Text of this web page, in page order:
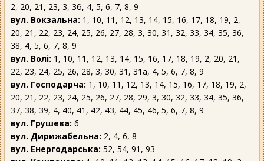
2, 20, 21, 23, 3, 3б, 4, 5, 6, 7, 8, 9
вул. Вокзальна: 1, 10, 11, 12, 13, 14, 15, 16, 17, 18, 19, 2,
20, 21, 22, 23, 24, 25, 26, 27, 28, 3, 30, 31, 32, 33, 34, 35, 36,
38, 4, 5, 6, 7, 8, 9
вул. Волі: 1, 10, 11, 12, 13, 14, 15, 16, 17, 18, 19, 2, 20, 21,
22, 23, 24, 25, 26, 28, 3, 30, 31, 31а, 4, 5, 6, 7, 8, 9
вул. Господарча: 1, 10, 11, 12, 13, 14, 15, 16, 17, 18, 19, 2,
20, 21, 22, 23, 24, 25, 26, 27, 28, 29, 3, 30, 32, 33, 34, 35, 36,
37, 38, 39, 4, 40, 41, 42, 43, 44, 45, 46, 5, 6, 7, 8, 9
вул. Грушева: 6
вул. Дирижабельна: 2, 4, 6, 8
вул. Енергодарська: 52, 54, 91, 93